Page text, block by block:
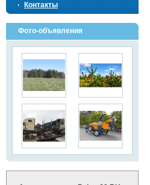
Контакты
Фото-объявления